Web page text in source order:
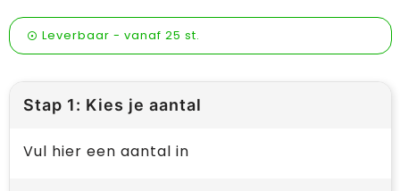
Leverbaar - vanaf 25 st.
Stap 1: Kies je aantal
Vul hier een aantal in